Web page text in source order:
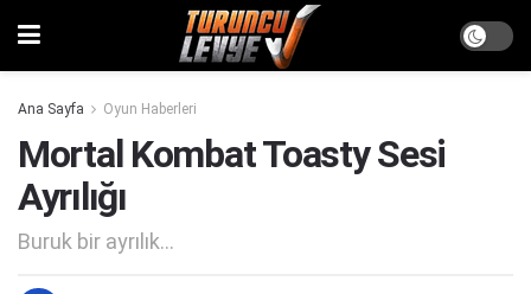
Ana Sayfa Oyun Haberleri
Mortal Kombat Toasty Sesi
Ayrılığı
Buruk bir ayrılık...